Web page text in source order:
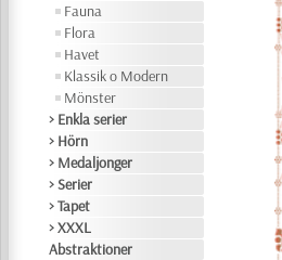
Fauna
Flora
Havet
Klassik o Modern
Mönster
> Enkla serier
> Hörn
> Medaljonger
> Serier
> Tapet
> XXXL
Abstraktioner